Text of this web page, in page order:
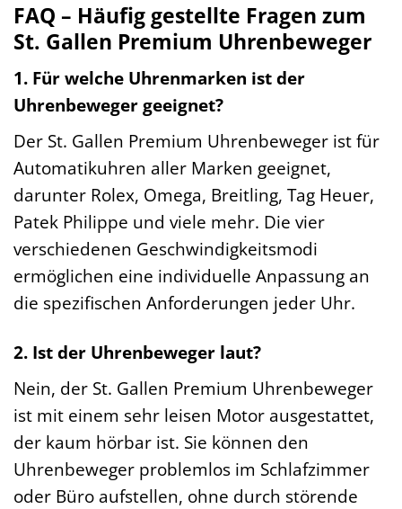
FAQ – Häufig gestellte Fragen zum
St. Gallen Premium Uhrenbeweger
1. Für welche Uhrenmarken ist der
Uhrenbeweger geeignet?
Der St. Gallen Premium Uhrenbeweger ist für
Automatikuhren aller Marken geeignet,
darunter Rolex, Omega, Breitling, Tag Heuer,
Patek Philippe und viele mehr. Die vier
verschiedenen Geschwindigkeitsmodi
ermöglichen eine individuelle Anpassung an
die spezifischen Anforderungen jeder Uhr.
2. Ist der Uhrenbeweger laut?
Nein, der St. Gallen Premium Uhrenbeweger
ist mit einem sehr leisen Motor ausgestattet,
der kaum hörbar ist. Sie können den
Uhrenbeweger problemlos im Schlafzimmer
oder Büro aufstellen, ohne durch störende